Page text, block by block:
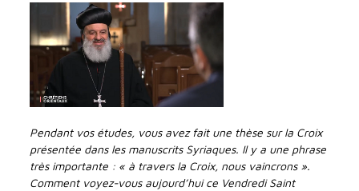
Pendant vos études, vous avez fait une thèse sur la Croix
présentée dans les manuscrits Syriaques. Il y a une phrase
très importante : « à travers la Croix, nous vaincrons ».
Comment voyez-vous aujourd’hui ce Vendredi Saint